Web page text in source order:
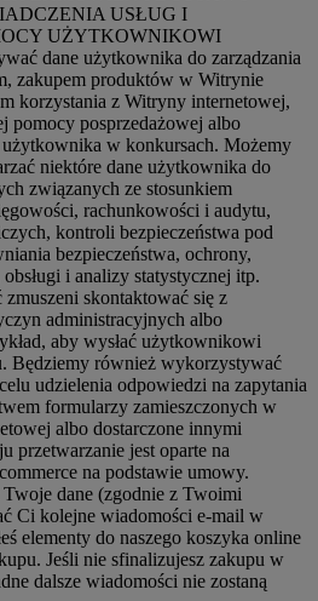
USŁUG I
UŻYTKOWNIKOWI
dane użytkownika do zarządzania
zakupem produktów w Witrynie
korzystania z Witryny internetowej,
pomocy posprzedażowej albo
w konkursach. Możemy
niektóre dane użytkownika do
związanych ze stosunkiem
rachunkowości i audytu,
kontroli bezpieczeństwa pod
bezpieczeństwa, ochrony,
i analizy statystycznej itp.
skontaktować się z
administracyjnych albo
aby wysłać użytkownikowi
Będziemy również wykorzystywać
udzielenia odpowiedzi na zapytania
formularzy zamieszczonych w
albo dostarczone innymi
przetwarzanie jest oparte na
na podstawie umowy.
dane (zgodnie z Twoimi
Ci kolejne wiadomości e-mail w
elementy do naszego koszyka online
Jeśli nie sfinalizujesz zakupu w
dalsze wiadomości nie zostaną